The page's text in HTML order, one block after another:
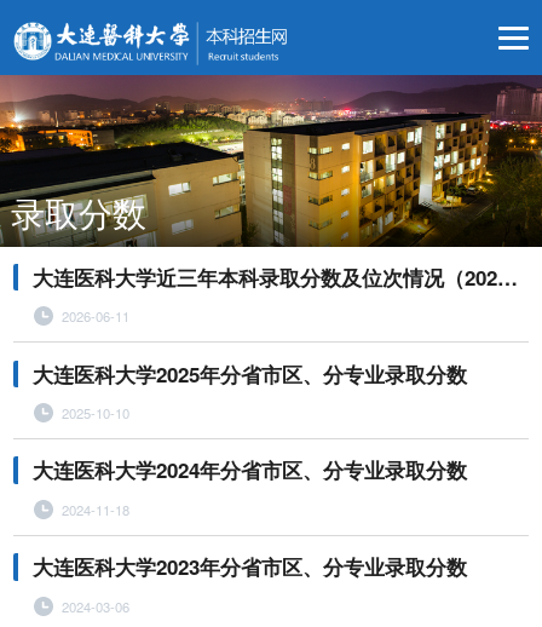
录取分数
大连医科大学近三年本科录取分数及位次情况（2023-2025）
2026-06-11
大连医科大学2025年分省市区、分专业录取分数
2025-10-10
大连医科大学2024年分省市区、分专业录取分数
2024-11-18
大连医科大学2023年分省市区、分专业录取分数
2024-03-06